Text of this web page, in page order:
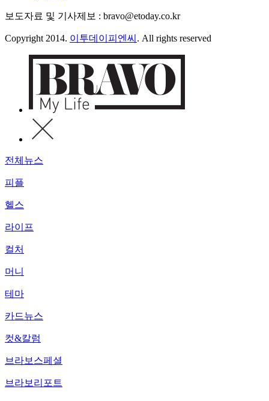
보도자료 및 기사제보 : bravo@etoday.co.kr
Copyright 2014. 이투데이피엔씨 . All rights reserved
전체뉴스
피플
헬스
라이프
컬처
머니
테마
카드뉴스
컷&칼럼
브라보스페셜
브라보리포트